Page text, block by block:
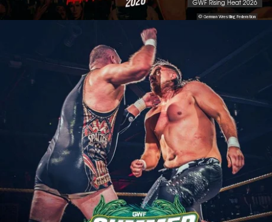
© German Wrestling Federation
GWF Rising Heat 2026